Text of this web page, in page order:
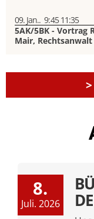
09. Jan.. 9:4511:35
5AK/5BK - Vortrag
Mair, Rechtsanwalt
8.
Juli. 2026